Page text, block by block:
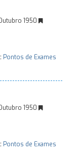
1950
Pontos de Exames
1950
Pontos de Exames